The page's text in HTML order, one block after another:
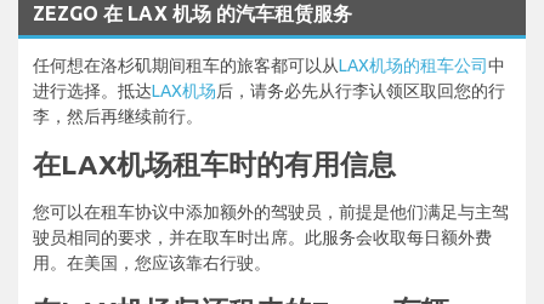
ZEZGO 在 LAX 机场 的汽车租赁服务
任何想在洛杉矶期间租车的旅客都可以从LAX机场的租车公司中
进行选择。抵达LAX机场后，请务必先从行李认领区取回您的行
李，然后再继续前行。
在LAX机场租车时的有用信息
您可以在租车协议中添加额外的驾驶员，前提是他们满足与主驾
驶员相同的要求，并在取车时出席。此服务会收取每日额外费
用。在美国，您应该靠右行驶。